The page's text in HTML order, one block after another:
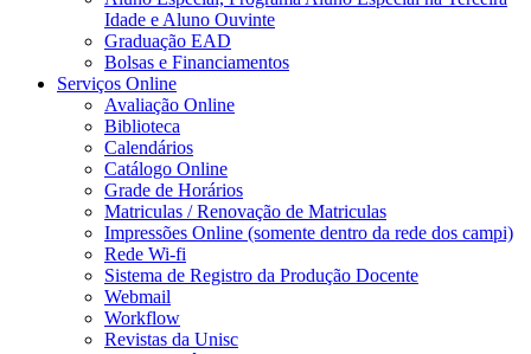
Idade e Aluno Ouvinte
Graduação EAD
Bolsas e Financiamentos
Serviços Online
Avaliação Online
Biblioteca
Calendários
Catálogo Online
Grade de Horários
Matriculas / Renovação de Matriculas
Impressões Online (somente dentro da rede dos campi)
Rede Wi-fi
Sistema de Registro da Produção Docente
Webmail
Workflow
Revistas da Unisc